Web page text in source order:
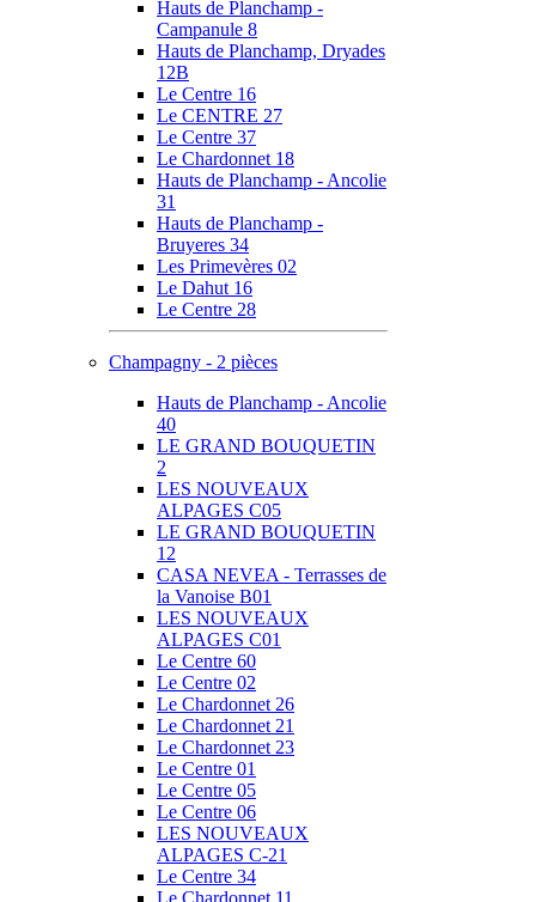
Hauts de Planchamp -
Campanule 8
Hauts de Planchamp, Dryades
12B
Le Centre 16
Le CENTRE 27
Le Centre 37
Le Chardonnet 18
Hauts de Planchamp - Ancolie
31
Hauts de Planchamp -
Bruyeres 34
Les Primevères 02
Le Dahut 16
Le Centre 28
Champagny - 2 pièces
Hauts de Planchamp - Ancolie
40
LE GRAND BOUQUETIN
2
LES NOUVEAUX
ALPAGES C05
LE GRAND BOUQUETIN
12
CASA NEVEA - Terrasses de
la Vanoise B01
LES NOUVEAUX
ALPAGES C01
Le Centre 60
Le Centre 02
Le Chardonnet 26
Le Chardonnet 21
Le Chardonnet 23
Le Centre 01
Le Centre 05
Le Centre 06
LES NOUVEAUX
ALPAGES C-21
Le Centre 34
Le Chardonnet 11